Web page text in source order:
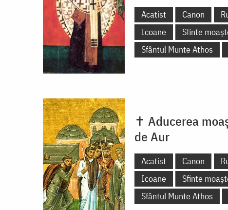
Acatist Canon
Icoane
Sfinte
Sfântul Munte Athos
✝ Aducerea
de Aur
Acatist Canon
Icoane
Sfinte
Sfântul Munte Athos